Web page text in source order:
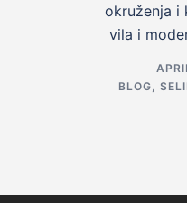
okruženja i
vila i
BLOG